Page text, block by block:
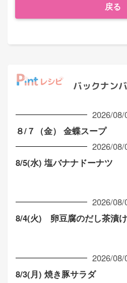
戻る
バックナン
2026/08/
８/７（金） 金蝶スープ
2026/08/
8/5(水) 塩バナナドーナツ
2026/08/
8/4(火) 卵豆腐のだし茶漬け
2026/08/
8/3(月) 焼き豚サラダ